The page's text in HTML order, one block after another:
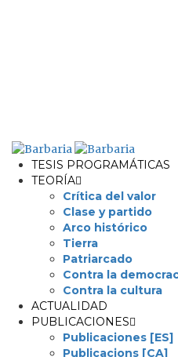
TESIS PROGRAMÁTICAS
TEORÍA
Crítica del valor
Clase y partido
Arco histórico
Tierra
Patriarcado
Contra la
Contra la cultura
ACTUALIDAD
PUBLICACIONES
Publicaciones [ES]
Publicacions [CA]